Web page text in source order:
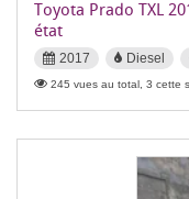
Toyota Prado TXL
état
2017 Diesel
245 vues au total, 3 cette